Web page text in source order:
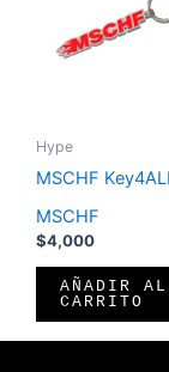
Hype
MSCHF
MSCHF
$4,000
AÑADIR AL
CARRITO